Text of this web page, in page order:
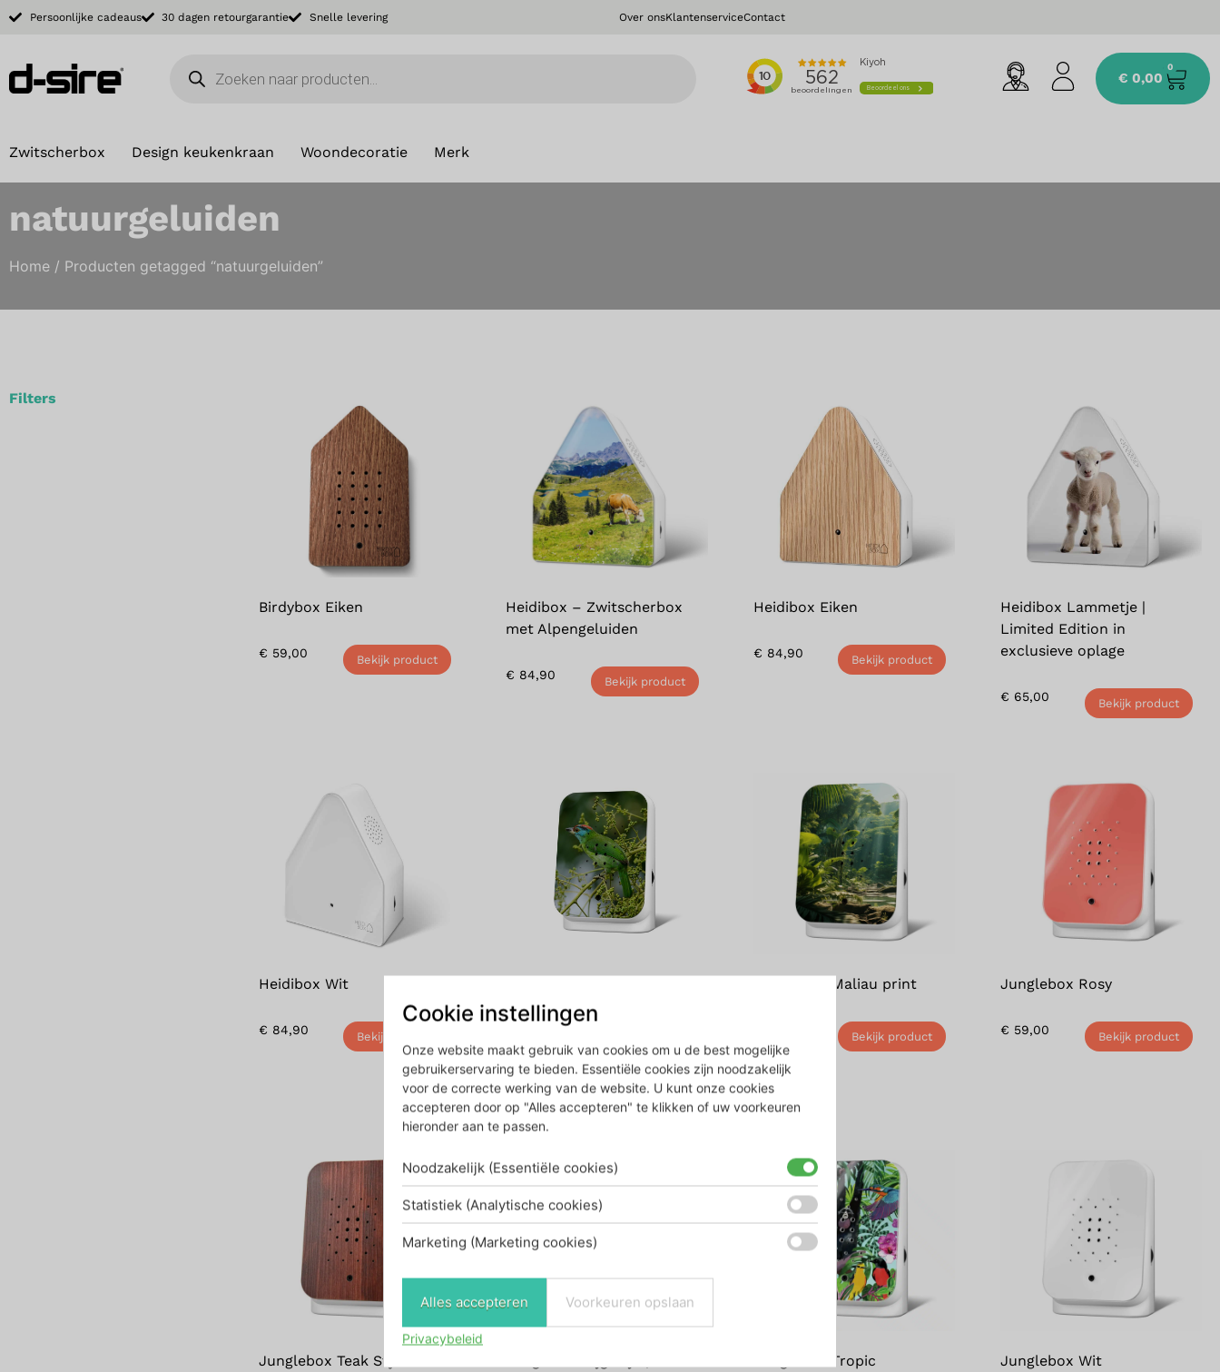
Persoonlijke cadeaus 30 dagen retourgarantie Snelle levering Over onsKlantenserviceContact
€ 0,00
0
Zwitscherbox Design keukenkraan Woondecoratie Merk
natuurgeluiden
Home / Producten getagged “natuurgeluiden”
Filters
Birdybox Eiken
€ 59,00 Bekijk product
Heidibox – Zwitscherbox
met Alpengeluiden
€ 84,90 Bekijk product
Heidibox Eiken
€ 84,90 Bekijk product
Heidibox Lammetje |
Limited Edition in
exclusieve oplage
€ 65,00 Bekijk product
Heidibox Wit
€ 84,90 Bekijk product
2024
€59,00 Bekijk product
Junglebox Maliau print
Bekijk product
Junglebox Rosy
€ 59,00 Bekijk product
Junglebox Teak Style Junglebox Tropic Junglebox Wit
Cookie instellingen
Onze website maakt gebruik van cookies om u de best mogelijke
gebruikerservaring te bieden. Essentiële cookies zijn noodzakelijk
voor de correcte werking van de website. U kunt onze cookies
accepteren door op "Alles accepteren" te klikken of uw voorkeuren
hieronder aan te passen.
Noodzakelijk (Essentiële cookies)
Statistiek (Analytische cookies)
Marketing (Marketing cookies)
Alles accepteren Voorkeuren opslaan
Privacybeleid